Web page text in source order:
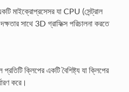
মাইক্রোপ্রসেসর যা CPU (সেন্ট্রাল
সাথে 3D গ্রাফিক্স পরিচালনা করতে
ক্লিপের একটি বৈশিষ্ট্য যা ক্লিপের
করে।